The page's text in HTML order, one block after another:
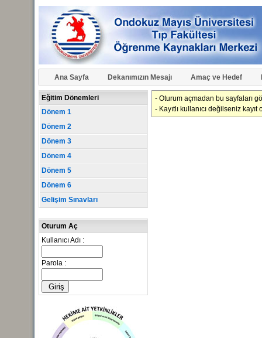
Ana Sayfa Dekanımızın Mesajı Amaç ve Hedef
Eğitim Dönemleri
Dönem 1
Dönem 2
Dönem 3
Dönem 4
Dönem 5
Dönem 6
Gelişim Sınavları
Oturum Aç
Kullanıcı Adı :
Parola :
- Oturum açmadan bu sayfaları
- Kayıtlı kullanıcı değilseniz